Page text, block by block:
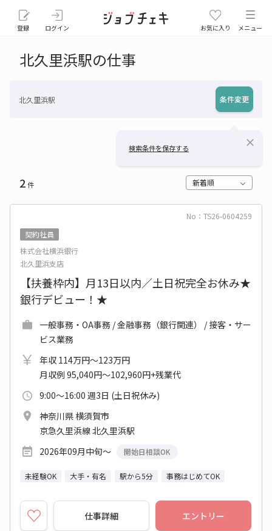
登録 ログイン お気に入り メニュー
北久里浜駅の仕事
北久里浜駅 条件変更
検索条件を保存する close
2件 新着順
No：TS26-0604259
契約社員
株式会社横浜銀行
北久里浜支店
【扶養枠内】月13日以内／土日祝完全お休み★
銀行デビュー！★
一般事務・OA事務 / 金融事務（銀行関連） / 接客・サー
ビス業務
年収 114万円～123万円
月収例 95,040円～102,960円+残業代
9:00～16:00 週3日 (土日祝休み)
神奈川県 横須賀市
京急久里浜線 北久里浜駅
2026年09月中旬～
開始日相談OK
未経験OK 大手・有名 駅から5分 事務はじめてOK
仕事詳細 エントリー